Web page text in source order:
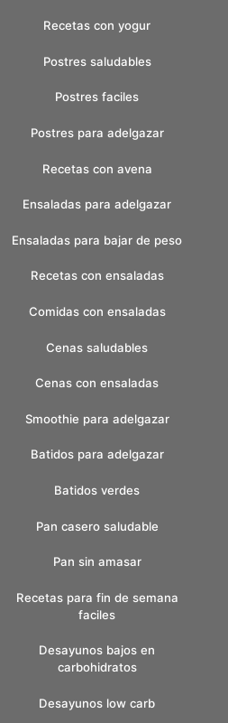
Recetas con yogur
Postres saludables
Postres faciles
Postres para adelgazar
Recetas con avena
Ensaladas para adelgazar
Ensaladas para bajar de peso
Recetas con ensaladas
Comidas con ensaladas
Cenas saludables
Cenas con ensaladas
Smoothie para adelgazar
Batidos para adelgazar
Batidos verdes
Pan casero saludable
Pan sin amasar
Recetas para fin de semana
faciles
Desayunos bajos en
carbohidratos
Desayunos low carb